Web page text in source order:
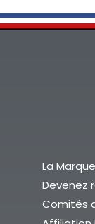
La
Devenez
Comités